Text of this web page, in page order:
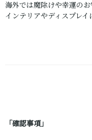
海外では魔除けや幸運のお
インテリアやディスプレイ
「確認事項」